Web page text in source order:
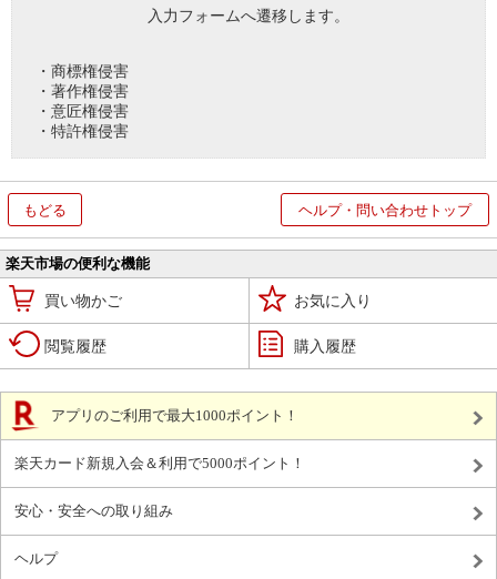
入力フォームへ遷移します。
・商標権侵害
・著作権侵害
・意匠権侵害
・特許権侵害
もどる ヘルプ・問い合わせトップ
楽天市場の便利な機能
買い物かご お気に入り
閲覧履歴 購入履歴
アプリのご利用で最大1000ポイント！
楽天カード新規入会＆利用で5000ポイント！
安心・安全への取り組み
ヘルプ